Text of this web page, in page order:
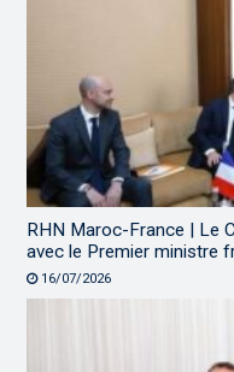
RHN Maroc-France | Le
avec le Premier ministre
16/07/2026